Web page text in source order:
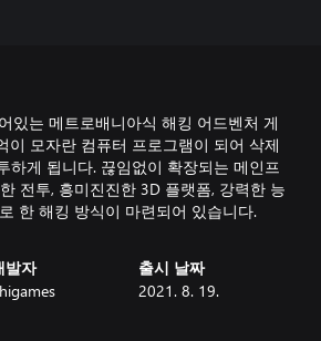
있는 메트로배니아식 해킹 어드벤처 게
이 모자란 컴퓨터 프로그램이 되어 삭제
하게 됩니다. 끊임없이 확장되는 메인프
전투, 흥미진진한 3D 플랫폼, 강력한 능
한 해킹 방식이 마련되어 있습니다.
발자 출시 날짜
2021. 8. 19.